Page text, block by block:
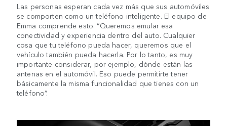
Las personas esperan cada vez más que sus automóviles
se comporten como un teléfono inteligente. El equipo de
Emma comprende esto. “Queremos emular esa
conectividad y experiencia dentro del auto. Cualquier
cosa que tu teléfono pueda hacer, queremos que el
vehículo también pueda hacerla. Por lo tanto, es muy
importante considerar, por ejemplo, dónde están las
antenas en el automóvil. Eso puede permitirte tener
básicamente la misma funcionalidad que tienes con un
teléfono”.